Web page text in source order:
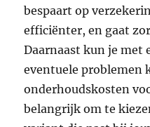
bespaart op
efficiënter, en gaat
Daarnaast kun je met
eventuele problemen
onderhoudskosten
belangrijk om te